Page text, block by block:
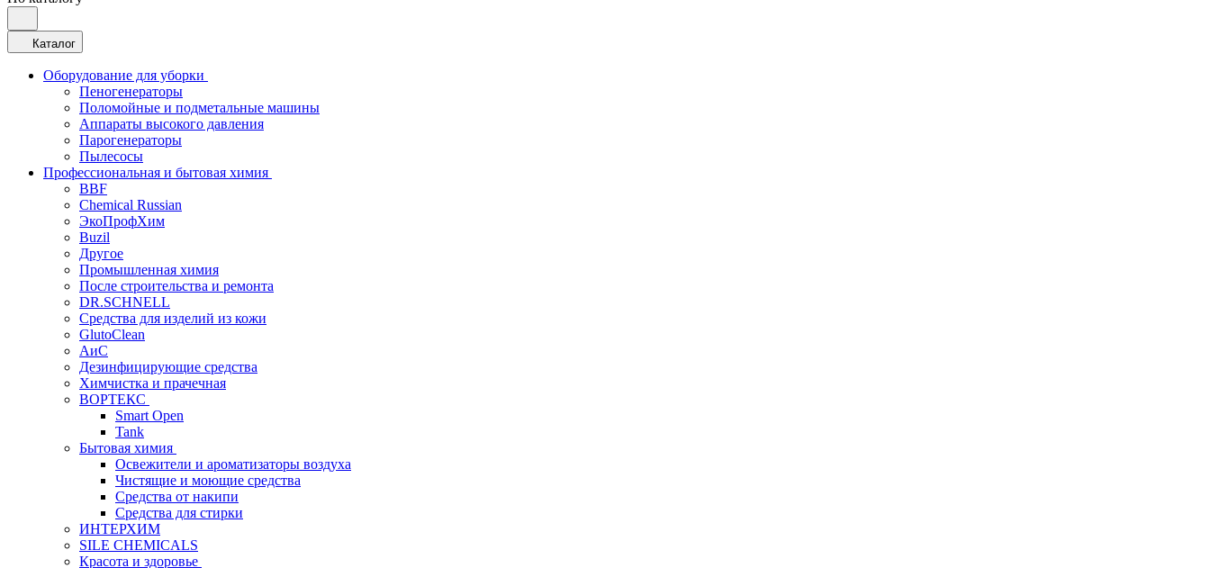
Каталог
Оборудование для уборки
Пеногенераторы
Поломойные и подметальные машины
Аппараты высокого давления
Парогенераторы
Пылесосы
Профессиональная и бытовая химия
BBF
Chemical Russian
ЭкоПрофХим
Buzil
Другое
Промышленная химия
После строительства и ремонта
DR.SCHNELL
Средства для изделий из кожи
GlutoClean
АиС
Дезинфицирующие средства
Химчистка и прачечная
ВОРТЕКС
Smart Open
Tank
Бытовая химия
Освежители и ароматизаторы воздуха
Чистящие и моющие средства
Средства от накипи
Средства для стирки
ИНТЕРХИМ
SILE CHEMICALS
Красота и здоровье